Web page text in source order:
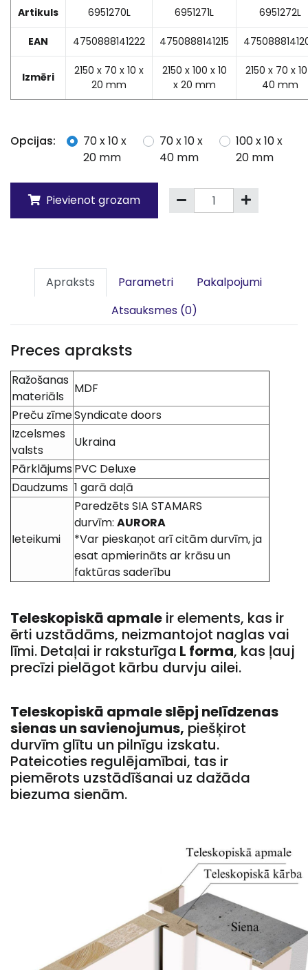
Artikuls 6951270L 6951271L 6951272L
EAN 4750888141222 4750888141215
Izmēri
2150 x 70 x 10 x
20 mm
2150 x 100 x 10
x 20 mm
2150 x 70 x
40 mm
Opcijas:
70 x 10 x
20 mm
70 x 10 x
40 mm
100 x 10 x
20 mm
Pievienot grozam
Apraksts Parametri
Pakalpojumi
Atsauksmes (0)
Preces apraksts
Ražošanas
materiāls
MDF
Preču zīmeSyndicate doors
Izcelsmes
valsts
Ukraina
PārklājumsPVC Deluxe
Daudzums 1 garā daļā
Ieteikumi
Paredzēts SIA STAMARS
durvīm: AURORA
*Var pieskaņot arī citām durvīm, ja
esat apmierināts ar krāsu un
faktūras saderību
Teleskopiskā apmale ir elements, kas ir
ērti uzstādāms, neizmantojot naglas vai
līmi. Detaļai ir raksturīga L forma, kas ļauj
precīzi pielāgot kārbu durvju ailei.
Teleskopiskā apmale slēpj nelīdzenas
sienas un savienojumus, piešķirot
durvīm glītu un pilnīgu izskatu.
Pateicoties regulējamībai, tas ir
piemērots uzstādīšanai uz dažāda
biezuma sienām.